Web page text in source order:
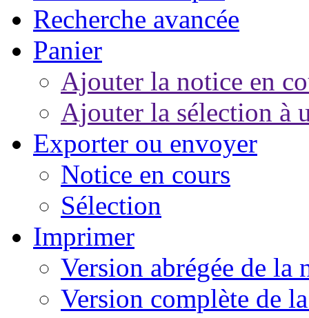
Recherche avancée
Panier
Ajouter la notice en
Ajouter la sélection à
Exporter ou envoyer
Notice en cours
Sélection
Imprimer
Version abrégée de la
Version complète de